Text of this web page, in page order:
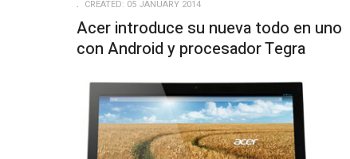
CREATED: 05 JANUARY 2014
Acer introduce su nueva todo en uno
con Android y procesador Tegra